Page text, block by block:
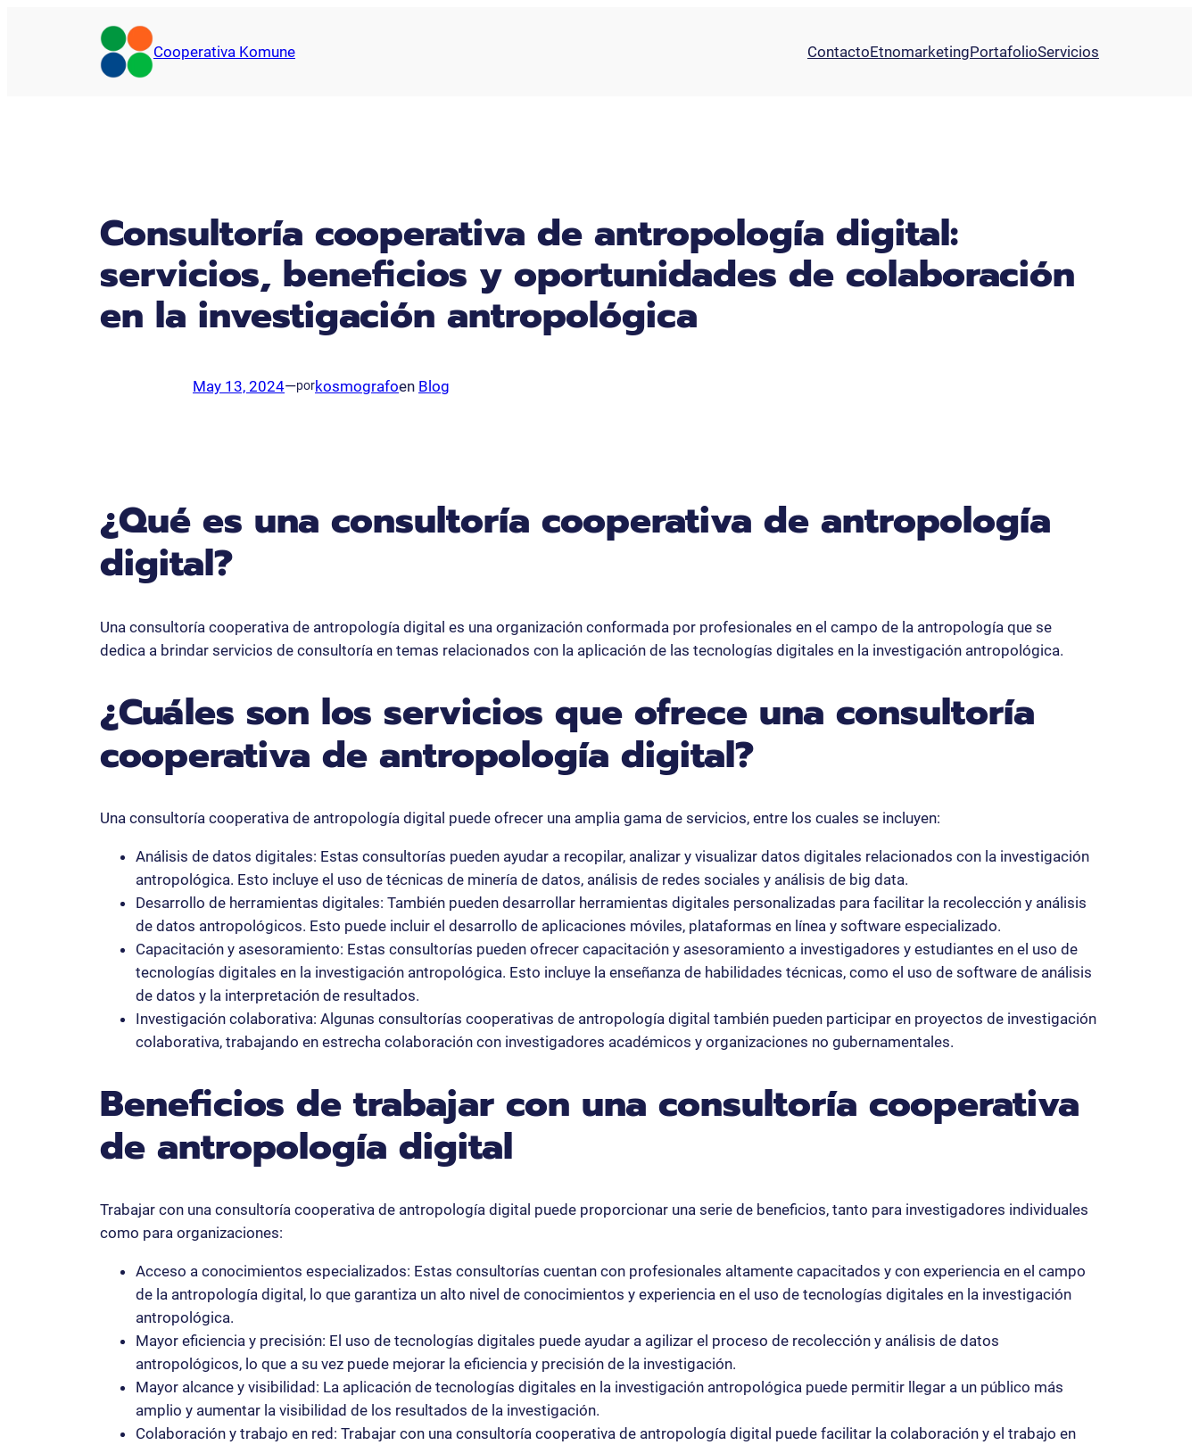
Cooperativa Komune ContactoEtnomarketingPortafolioServicios
Consultoría cooperativa de antropología digital:
servicios, beneficios y oportunidades de colaboración
en la investigación antropológica
May 13, 2024—porkosmografoen Blog
¿Qué es una consultoría cooperativa de antropología
digital?
Una consultoría cooperativa de antropología digital es una organización conformada por profesionales en el campo de la antropología que se
dedica a brindar servicios de consultoría en temas relacionados con la aplicación de las tecnologías digitales en la investigación antropológica.
¿Cuáles son los servicios que ofrece una consultoría
cooperativa de antropología digital?
Una consultoría cooperativa de antropología digital puede ofrecer una amplia gama de servicios, entre los cuales se incluyen:
Análisis de datos digitales: Estas consultorías pueden ayudar a recopilar, analizar y visualizar datos digitales relacionados con la investigación
antropológica. Esto incluye el uso de técnicas de minería de datos, análisis de redes sociales y análisis de big data.
Desarrollo de herramientas digitales: También pueden desarrollar herramientas digitales personalizadas para facilitar la recolección y análisis
de datos antropológicos. Esto puede incluir el desarrollo de aplicaciones móviles, plataformas en línea y software especializado.
Capacitación y asesoramiento: Estas consultorías pueden ofrecer capacitación y asesoramiento a investigadores y estudiantes en el uso de
tecnologías digitales en la investigación antropológica. Esto incluye la enseñanza de habilidades técnicas, como el uso de software de análisis
de datos y la interpretación de resultados.
Investigación colaborativa: Algunas consultorías cooperativas de antropología digital también pueden participar en proyectos de investigación
colaborativa, trabajando en estrecha colaboración con investigadores académicos y organizaciones no gubernamentales.
Beneficios de trabajar con una consultoría cooperativa
de antropología digital
Trabajar con una consultoría cooperativa de antropología digital puede proporcionar una serie de beneficios, tanto para investigadores individuales
como para organizaciones:
Acceso a conocimientos especializados: Estas consultorías cuentan con profesionales altamente capacitados y con experiencia en el campo
de la antropología digital, lo que garantiza un alto nivel de conocimientos y experiencia en el uso de tecnologías digitales en la investigación
antropológica.
Mayor eficiencia y precisión: El uso de tecnologías digitales puede ayudar a agilizar el proceso de recolección y análisis de datos
antropológicos, lo que a su vez puede mejorar la eficiencia y precisión de la investigación.
Mayor alcance y visibilidad: La aplicación de tecnologías digitales en la investigación antropológica puede permitir llegar a un público más
amplio y aumentar la visibilidad de los resultados de la investigación.
Colaboración y trabajo en red: Trabajar con una consultoría cooperativa de antropología digital puede facilitar la colaboración y el trabajo en